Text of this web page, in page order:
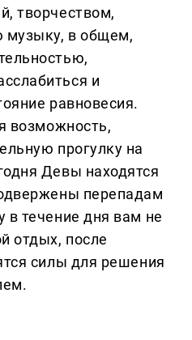
творчеством,
музыку, в общем,
и
равновесия.
возможность,
прогулку на
Девы находятся
перепадам
в течение дня вам не
отдых, после
силы для решения